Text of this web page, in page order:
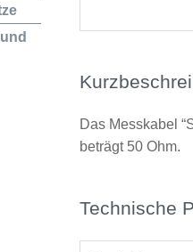
Das Messkabel
beträgt 50 Ohm.
Technische